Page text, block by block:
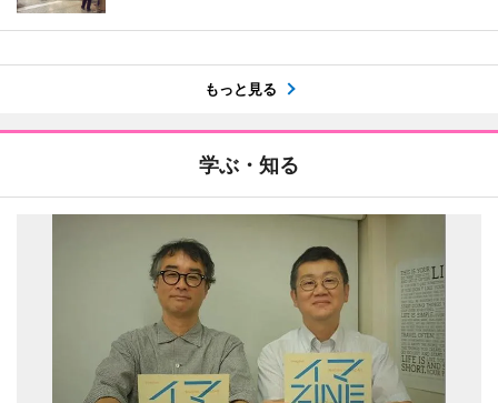
もっと見る
学ぶ・知る